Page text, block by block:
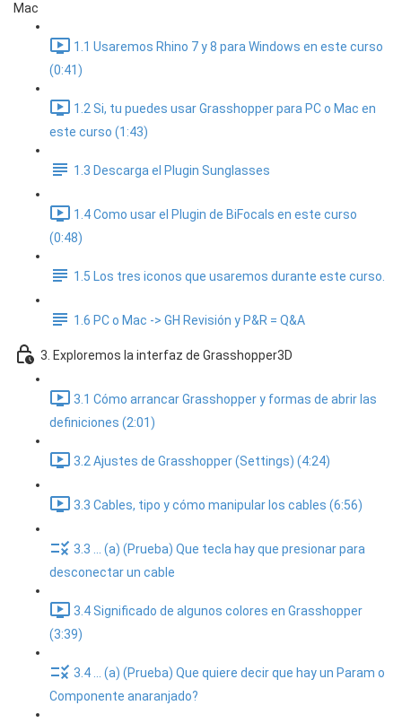
Mac
1.1 Usaremos Rhino 7 y 8 para Windows en este curso
(0:41)
1.2 Si, tu puedes usar Grasshopper para PC o Mac en
este curso (1:43)
1.3 Descarga el Plugin Sunglasses
1.4 Como usar el Plugin de BiFocals en este curso
(0:48)
1.5 Los tres iconos que usaremos durante este curso.
1.6 PC o Mac -> GH Revisión y P&R = Q&A
3. Exploremos la interfaz de Grasshopper3D
3.1 Cómo arrancar Grasshopper y formas de abrir las
definiciones (2:01)
3.2 Ajustes de Grasshopper (Settings) (4:24)
3.3 Cables, tipo y cómo manipular los cables (6:56)
3.3 ... (a) (Prueba) Que tecla hay que presionar para
desconectar un cable
3.4 Significado de algunos colores en Grasshopper
(3:39)
3.4 ... (a) (Prueba) Que quiere decir que hay un Param o
Componente anaranjado?